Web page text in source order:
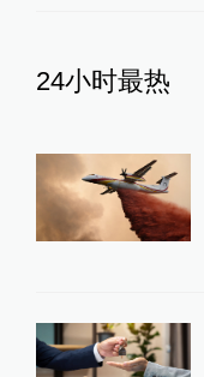
24小时最热